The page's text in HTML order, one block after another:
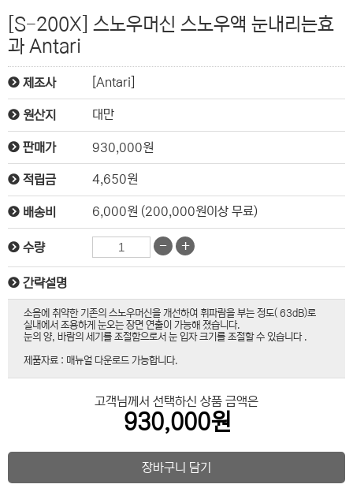
[S-200X] 스노우머신 스노우액 눈내리는효
과 Antari
제조사 [Antari]
원산지 대만
판매가 930,000원
적립금 4,650원
배송비 6,000원 (200,000원이상 무료)
수량 - +
간략설명
소음에 취약한 기존의 스노우머신을 개선하여 휘파람을 부는 정도( 63dB)로
실내에서 조용하게 눈오는 장면 연출이 가능해 졌습니다.
눈의 양, 바람의 세기를 조절함으로서 눈 입자 크기를 조절할 수 있습니다 .
제품자료 : 매뉴얼 다운로드 가능합니다.
고객님께서 선택하신 상품 금액은
930,000원
장바구니 담기